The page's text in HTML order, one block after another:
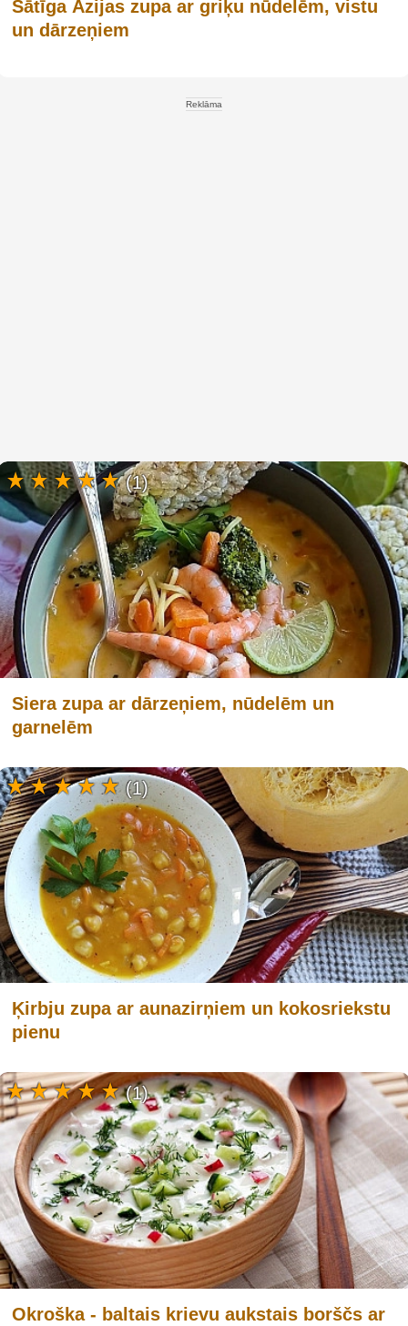
Sātīga Āzijas zupa ar griķu nūdelēm, vistu
un dārzeņiem
Reklāma
Siera zupa ar dārzeņiem, nūdelēm un
garnelēm
(1)
Ķirbju zupa ar aunazirņiem un kokosriekstu
pienu
(1)
Okroška - baltais krievu aukstais borščs ar
(1)